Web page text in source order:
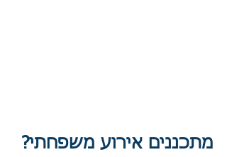
מתכננים אירוע משפחתי?